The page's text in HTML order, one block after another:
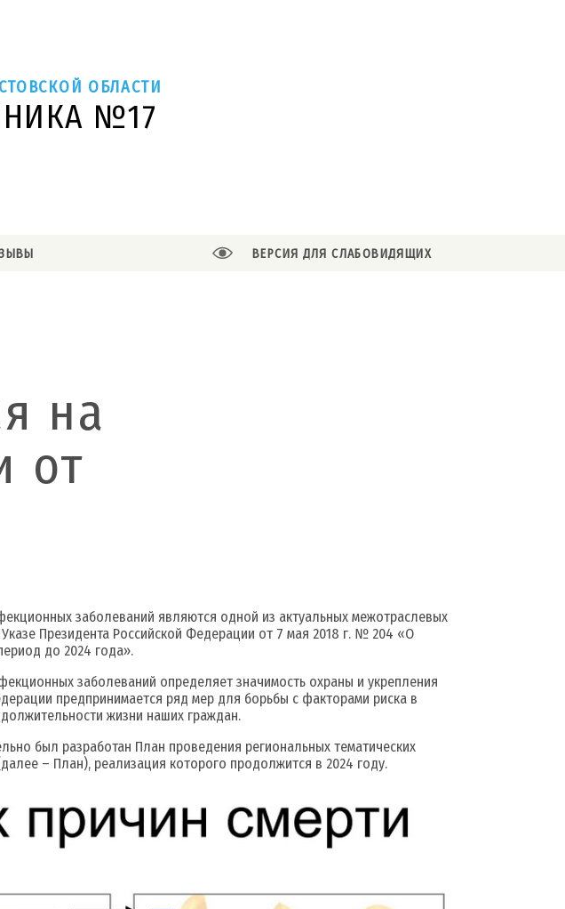
№17
ОБЛАСТИ
ВЕРСИЯ ДЛЯ СЛАБОВИДЯЩИХ
на
от
заболеваний являются одной из актуальных межотраслевых
Президента Российской Федерации от 7 мая 2018 г. № 204 «О
до 2024 года».
заболеваний определяет значимость охраны и укрепления
предпринимается ряд мер для борьбы с факторами риска в
жизни наших граждан.
был разработан План проведения региональных тематических
– План), реализация которого продолжится в 2024 году.